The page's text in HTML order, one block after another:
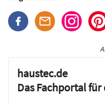
haustec.de
Das Fachportal